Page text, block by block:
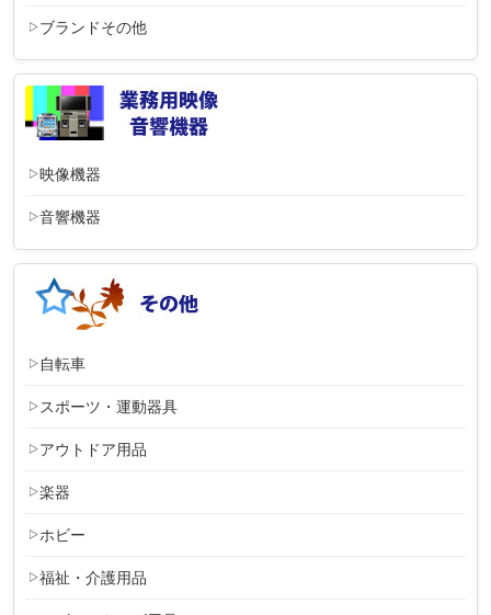
ブランドその他
映像機器
音響機器
自転車
スポーツ・運動器具
アウトドア用品
楽器
ホビー
福祉・介護用品